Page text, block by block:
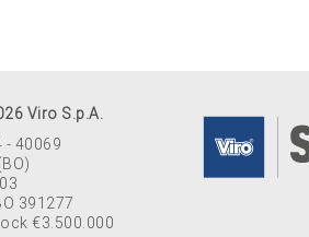
Viro S.p.A.
- 40069
391277
€3.500.000